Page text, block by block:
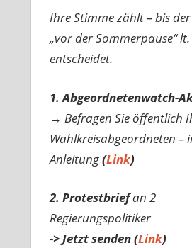
Ihre Stimme zählt – bis
„vor der Sommerpause“ lt.
entscheidet.
1. Abgeordnetenwatch-
→ Befragen Sie öffentlich
Wahlkreisabgeordneten –
Anleitung(Link)
2. Protestbriefan 2
Regierungspolitiker
-> Jetzt senden (Link)